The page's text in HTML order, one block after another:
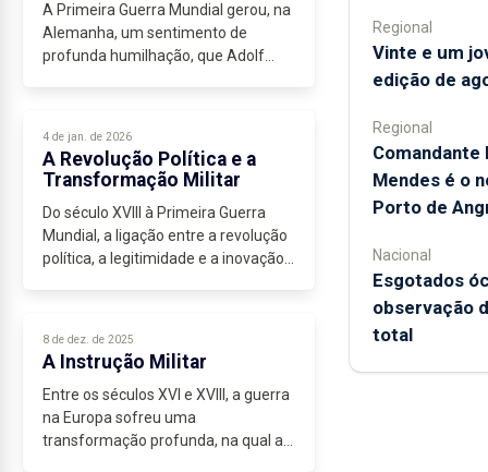
A Primeira Guerra Mundial gerou, na
Alemanha, um sentimento de
profunda humilhação, que Adolf
4 de jan. de 2026
A Revolução Política e a
Transformação Militar
Do século XVIII à Primeira Guerra
Mundial, a ligação entre a revolução
política, a legitimidade e a inovação
8 de dez. de 2025
A Instrução Militar
Entre os séculos XVI e XVIII, a guerra
na Europa sofreu uma
transformação profunda, na qual a
Regional
Vinte e um
edição de
Regional
Comandante
Mendes é o
Porto de
Nacional
Esgotados
observação
total